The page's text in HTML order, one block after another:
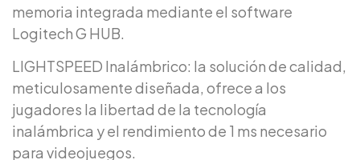
memoria integrada mediante el software
Logitech G HUB.
LIGHTSPEED Inalámbrico: la solución de calidad,
meticulosamente diseñada, ofrece a los
jugadores la libertad de la tecnología
inalámbrica y el rendimiento de 1 ms necesario
para videojuegos.